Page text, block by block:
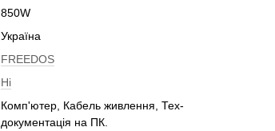
850W
Україна
FREEDOS
Ні
Комп'ютер, Кабель живлення, Тех-
документація на ПК.